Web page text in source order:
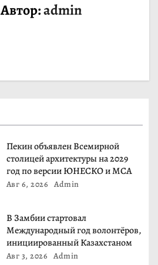
Автор:admin
Пекин объявлен Всемирной
столицей архитектуры на 2029
год по версии ЮНЕСКО и МСА
Авг 6, 2026 Admin
В Замбии стартовал
Международный год волонтёров,
инициированный Казахстаном
Авг 3, 2026 Admin